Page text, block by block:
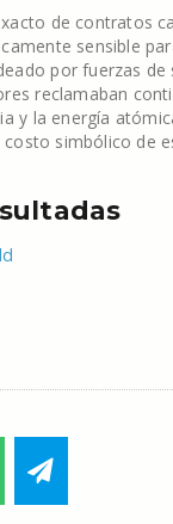
de contratos
sensible
por fuerzas de
reclamaban
y la energía
simbólico de